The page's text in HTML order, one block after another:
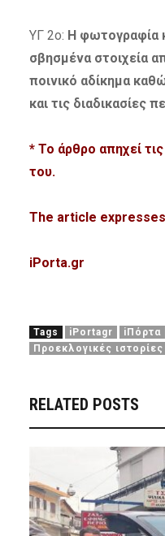
ΥΓ 2ο: Η φωτογραφία
σβησμένα στοιχεία
ποινικό αδίκημα
και τις διαδικασίες
* Το άρθρο απηχεί
του.
The article expresses
iPorta.gr
Tags iPortagr
iΠόρτα
Προεκλογικές ιστορίες
RELATED POSTS